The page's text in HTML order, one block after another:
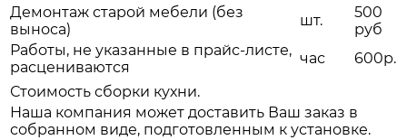
Демонтаж старой мебели (без
выноса)
шт.
500
руб
Работы, не указанные в прайс-листе,
расцениваются
час
600р.
Стоимость сборки кухни.
Наша компания может доставить Ваш заказ в
собранном виде, подготовленным к установке.